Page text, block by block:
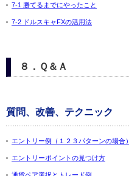
7-1 勝てるまでにやったこと
7-2 ドルスキャFXの活用法
８．Ｑ＆Ａ
質問、改善、テクニック
エントリー例（１２３パターンの場合）
エントリーポイントの見つけ方